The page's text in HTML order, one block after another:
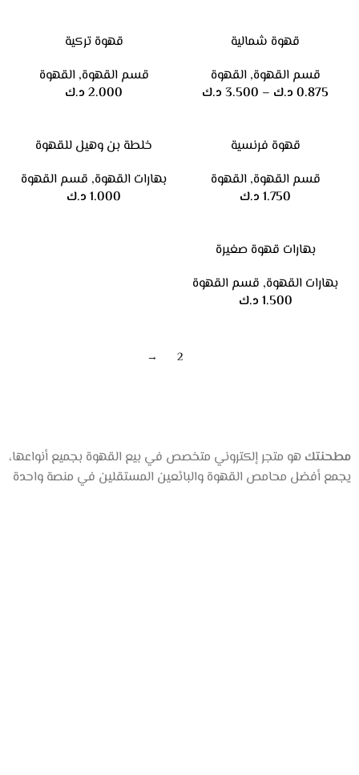
قهوة شمالية
قسم القهوة,القهوة
0.875 د.ك –
3.500 د.ك
قهوة تركية
قسم القهوة,القهوة
2.000 د.ك
قهوة فرنسية
قسم القهوة,القهوة
1.750 د.ك
خلطة بن وهيل للقهوة
بهارات القهوة, قسم القهوة
1.000 د.ك
بهارات قهوة صغيرة
بهارات القهوة, قسم القهوة
1.500 د.ك
2
→
مطحنتك هو متجر إلكتروني متخصص في بيع القهوة بجميع أنواعها،
يجمع أفضل محامص القهوة والبائعين المستقلين في منصة واحدة